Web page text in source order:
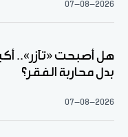
07-08-2026
هل أصبحت «تآزر»..
بدل محاربة الفقر؟
07-08-2026